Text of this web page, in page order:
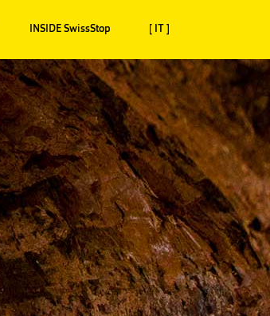
INSIDE SwissStop [ IT ]